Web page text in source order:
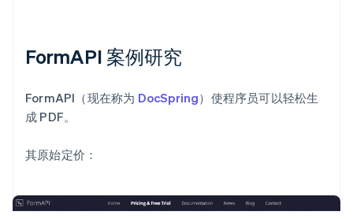
FormAPI 案例研究
FormAPI（现在称为 DocSpring）使程序员可以轻松生
成 PDF。
其原始定价：